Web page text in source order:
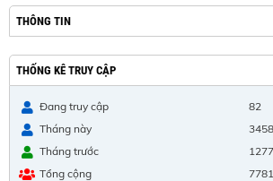
THÔNG TIN
THỐNG KÊ TRUY CẬP
Đang truy cập
82
Tháng này
Tháng trước
Tổng cộng